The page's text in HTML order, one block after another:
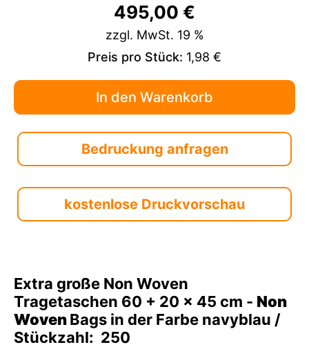
495,00 €
zzgl. MwSt. 19 %
Preis pro Stück: 1,98 €
Bedruckung anfragen
kostenlose Druckvorschau
Extra große Non Woven
Tragetaschen 60 + 20 x 45 cm - Non
WovenBags in der Farbe navyblau /
Stückzahl: 250